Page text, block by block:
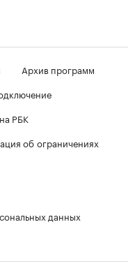
Архив программ
РБК
об ограничениях
данных